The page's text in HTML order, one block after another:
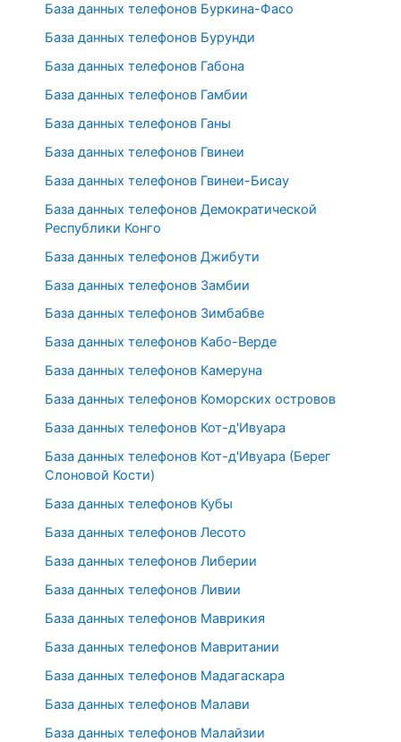
База данных телефонов Буркина-Фасо
База данных телефонов Бурунди
База данных телефонов Габона
База данных телефонов Гамбии
База данных телефонов Ганы
База данных телефонов Гвинеи
База данных телефонов Гвинеи-Бисау
База данных телефонов Демократической
Республики Конго
База данных телефонов Джибути
База данных телефонов Замбии
База данных телефонов Зимбабве
База данных телефонов Кабо-Верде
База данных телефонов Камеруна
База данных телефонов Коморских островов
База данных телефонов Кот-д'Ивуара
База данных телефонов Кот-д'Ивуара (Берег
Слоновой Кости)
База данных телефонов Кубы
База данных телефонов Лесото
База данных телефонов Либерии
База данных телефонов Ливии
База данных телефонов Маврикия
База данных телефонов Мавритании
База данных телефонов Мадагаскара
База данных телефонов Малави
База данных телефонов Малайзии